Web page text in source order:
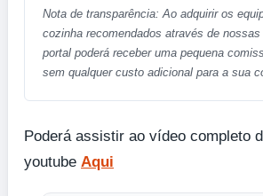
Nota de transparência: Ao adquirir os
cozinha recomendados através de
portal poderá receber uma pequena
sem qualquer custo adicional para a sua
Poderá assistir ao vídeo completo
youtube Aqui